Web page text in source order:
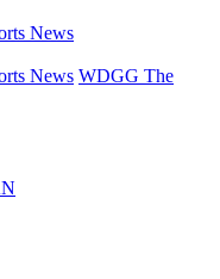
News
News WDGG The